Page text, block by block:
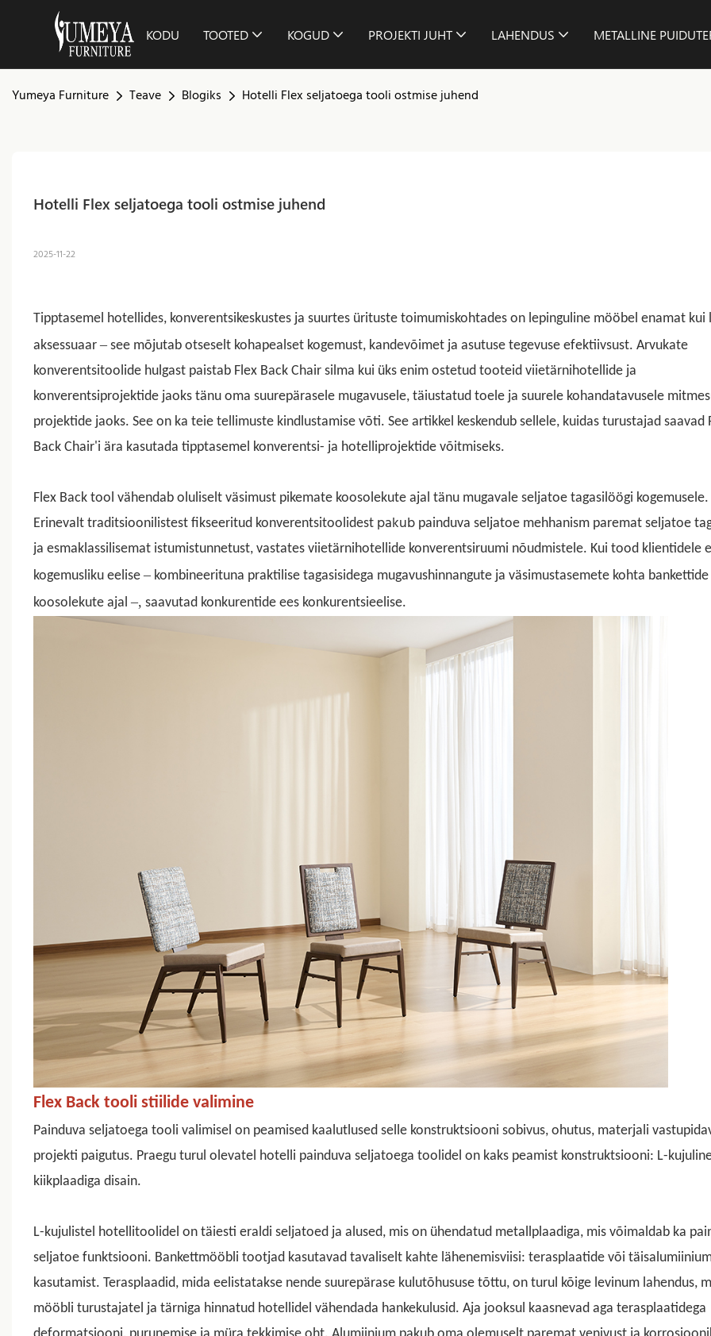
KODU TOOTED KOGUD PROJEKTI JUHT LAHENDUS METALLINE
Yumeya Furniture Teave Blogiks Hotelli Flex seljatoega tooli ostmise juhend
Hotelli Flex seljatoega tooli ostmise juhend
2025-11-22
Tipptasemel hotellides, konverentsikeskustes ja suurtes ürituste toimumiskohtades on lepinguline mööbel enamat kui
aksessuaar – see mõjutab otseselt kohapealset kogemust, kandevõimet ja asutuse tegevuse efektiivsust. Arvukate
konverentsitoolide hulgast paistab Flex Back Chair silma kui üks enim ostetud tooteid viietärnihotellide ja
konverentsiprojektide jaoks tänu oma suurepärasele mugavusele, täiustatud toele ja suurele kohandatavusele
projektide jaoks. See on ka teie tellimuste kindlustamise võti. See artikkel keskendub sellele, kuidas turustajad saavad
Back Chair'i ära kasutada tipptasemel konverentsi- ja hotelliprojektide võitmiseks.
Flex Back tool vähendab oluliselt väsimust pikemate koosolekute ajal tänu mugavale seljatoe tagasilöögi kogemusele.
Erinevalt traditsioonilistest fikseeritud konverentsitoolidestpakub painduva seljatoe mehhanism paremat seljatoe
ja esmaklassilisemat istumistunnetust, vastates viietärnihotellide konverentsiruumi nõudmistele. Kui tood klientidele
kogemusliku eelise – kombineerituna praktilise tagasisidega mugavushinnangute ja väsimustasemete kohta bankettide
koosolekute ajal –, saavutad konkurentide ees konkurentsieelise.
Flex Back tooli stiilide valimine
Painduva seljatoega tooli valimisel on peamised kaalutlused selle konstruktsiooni sobivus, ohutus, materjali
projekti paigutus. Praegu turul olevatel hotelli painduva seljatoega toolidel on kaks peamist konstruktsiooni: L-
kiikplaadiga disain.
L-kujulistel hotellitoolidel on täiesti eraldi seljatoed ja alused, mis on ühendatud metallplaadiga, mis võimaldab ka
seljatoe funktsiooni. Bankettmööbli tootjad kasutavad tavaliselt kahte lähenemisviisi: terasplaatide või
kasutamist. Terasplaadid, mida eelistatakse nende suurepärase kulutõhususe tõttu, on turul kõige levinum lahendus,
mööbli turustajatel ja tärniga hinnatud hotellidel vähendada hankekulusid. Aja jooksul kaasnevad aga terasplaatidega